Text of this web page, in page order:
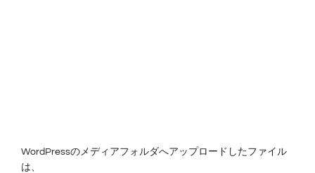
WordPressのメディアフォルダへアップロードしたファイル
は、